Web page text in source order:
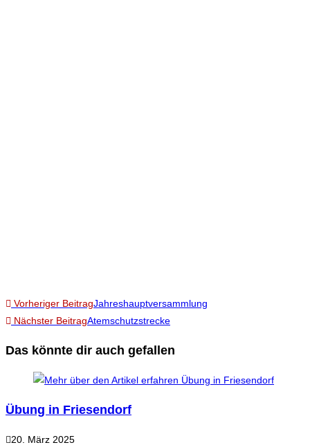
Vorheriger BeitragJahreshauptversammlung
Nächster BeitragAtemschutzstrecke
Das könnte dir auch gefallen
Übung in Friesendorf
20. März 2025